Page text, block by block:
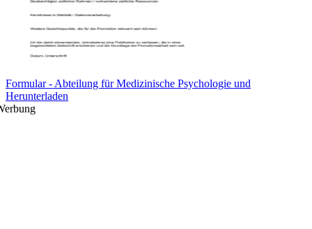
Formular - Abteilung für Medizinische Psychologie und
Herunterladen